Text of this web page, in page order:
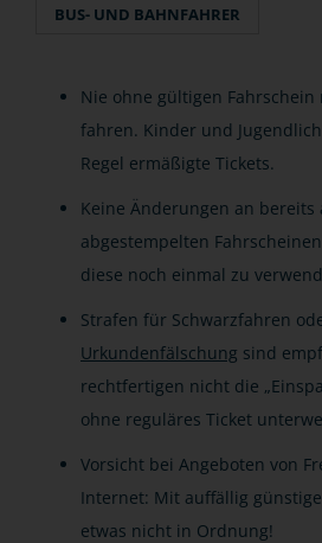
BUS- UND BAHNFAHRER
Nie ohne gültigen Fahrschein
fahren. Kinder und
Regel ermäßigte Tickets.
Keine Änderungen an
abgestempelten
diese noch einmal zu
Strafen für Schwarzfahren
Urkundenfälschung sind
rechtfertigen nicht die
ohne reguläres Ticket
Vorsicht bei Angeboten von
Internet: Mit auffällig
etwas nicht in Ordnung!